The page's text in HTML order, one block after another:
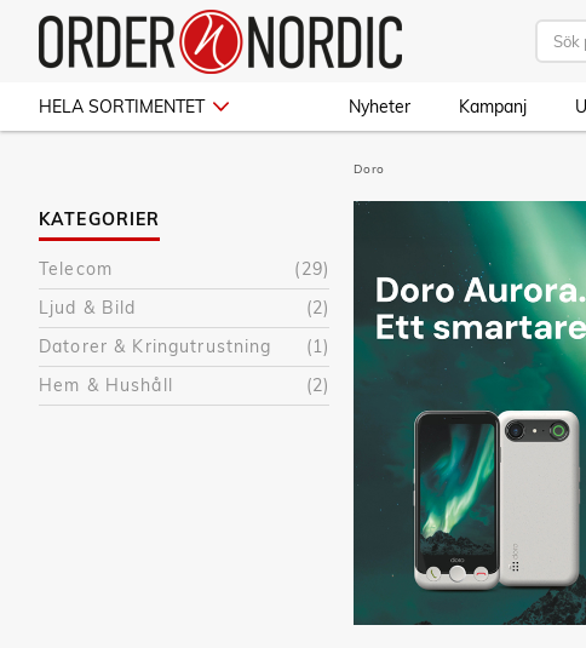
HELA SORTIMENTET Nyheter Kampanj
KATEGORIER
Telecom
(29)
Ljud & Bild
(2)
Datorer & Kringutrustning
(1)
Hem & Hushåll
(2)
Doro